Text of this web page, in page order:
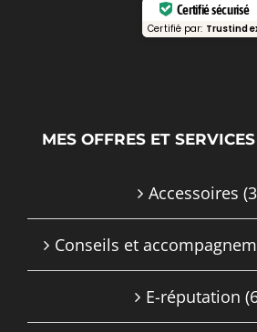
Certifié sécurisé
Certifié par:
MES OFFRES ET
Accessoires
Conseils et
E-réputation